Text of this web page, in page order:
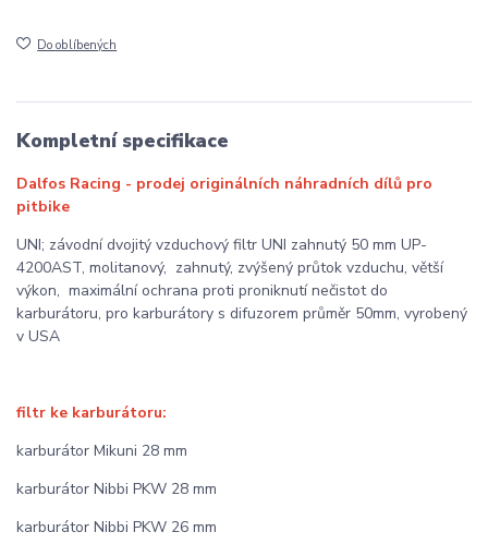
Do oblíbených
Kompletní specifikace
Dalfos Racing - prodej originálních náhradních dílů pro
pitbike
UNI; závodní dvojitý vzduchový filtr UNI zahnutý 50 mm UP-
4200AST, molitanový, zahnutý, zvýšený průtok vzduchu, větší
výkon, maximální ochrana proti proniknutí nečistot do
karburátoru, pro karburátory s difuzorem průměr 50mm, vyrobený
v USA
filtr ke karburátoru:
karburátor Mikuni 28 mm
karburátor Nibbi PKW 28 mm
karburátor Nibbi PKW 26 mm